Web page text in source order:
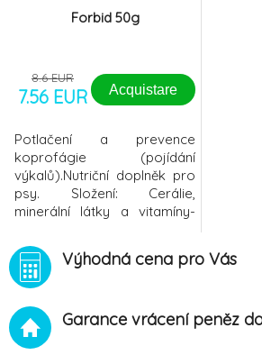
Forbid 50g
8.6 EUR
7.56 EUR Acquistare
Potlačení a prevence
koprofágie (pojídání
výkalů).Nutriční doplněk pro
psy. Složení: Cerálie,
minerální látky a vitamíny-
90% alfatokocoferol)
1500mg. Indikace: Forbid
obsahuje specifické
extrakty, které způsobí
extrémně nepříjemnou chuť
Výhodná cena pro Vás
Garance vrácení peněz